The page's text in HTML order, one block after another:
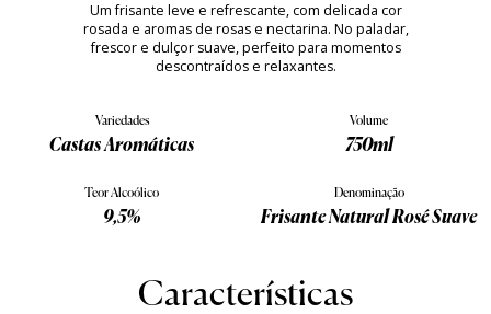
Um frisante leve e refrescante, com delicada cor
rosada e aromas de rosas e nectarina. No paladar,
frescor e dulçor suave, perfeito para momentos
descontraídos e relaxantes.
Variedades
Castas Aromáticas
Volume
750ml
Teor Alcoólico
9,5%
Denominação
Frisante Natural Rosé Suave
Características